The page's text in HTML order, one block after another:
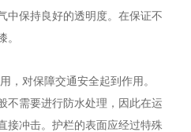
中保持良好的透明度。在保证不
。
，对保障交通安全起到作用。
不需要进行防水处理，因此在运
接冲击。护栏的表面应经过特殊